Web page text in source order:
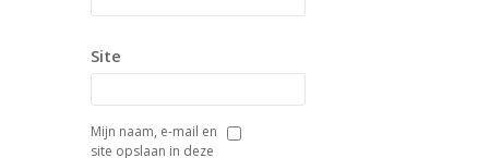
Site
Mijn naam, e-mail en
site opslaan in deze